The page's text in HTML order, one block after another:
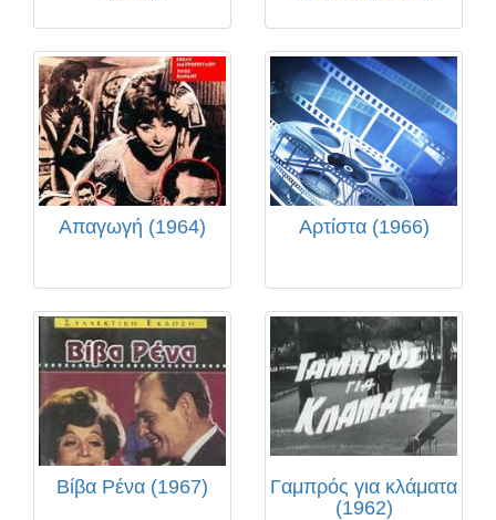
Απαγωγή (1964) Αρτίστα (1966)
Βίβα Ρένα (1967)
Γαμπρός για κλάματα
(1962)